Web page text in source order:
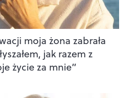
moja żona zabrała
jak razem z
życie za mnie”